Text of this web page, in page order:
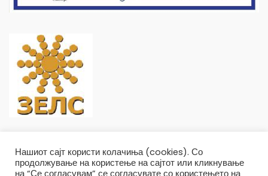
Нашиот сајт користи колачиња (cookies). Со
продолжување на користење на сајтот или кликнување
на “Се согласувам” се согласувате со користењето на